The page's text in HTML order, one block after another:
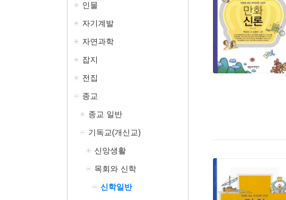
인물
자기계발
자연과학
잡지
전집
종교
종교 일반
기독교(개신교)
신앙생활
목회와 신학
신학일반